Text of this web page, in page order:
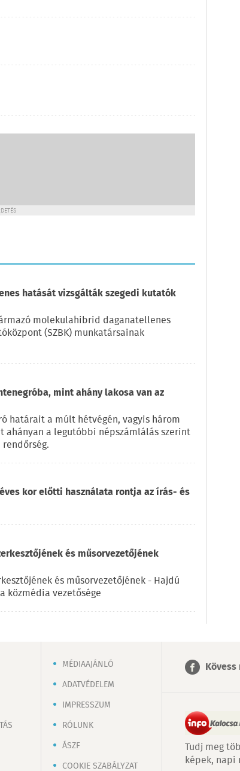
hatását vizsgálták szegedi kutatók
molekulahibrid daganatellenes
(SZBK) munkatársainak
mint ahány lakosa van az
határait a múlt hétvégén, vagyis három
a legutóbbi népszámlálás szerint
kor előtti használata rontja az írás- és
és műsorvezetőjének
és műsorvezetőjének - Hajdú
közmédia vezetősége
MÉDIAAJÁNLÓ
ADATVÉDELEM
IMPRESSZUM
RÓLUNK
ÁSZF
COOKIE SZABÁLYZAT
Tudj meg
képek, napi